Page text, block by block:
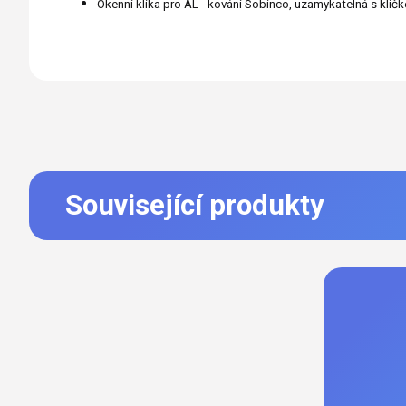
O kenní klika pro AL - kování Sobinco, uzamykatelná s
Související produkty